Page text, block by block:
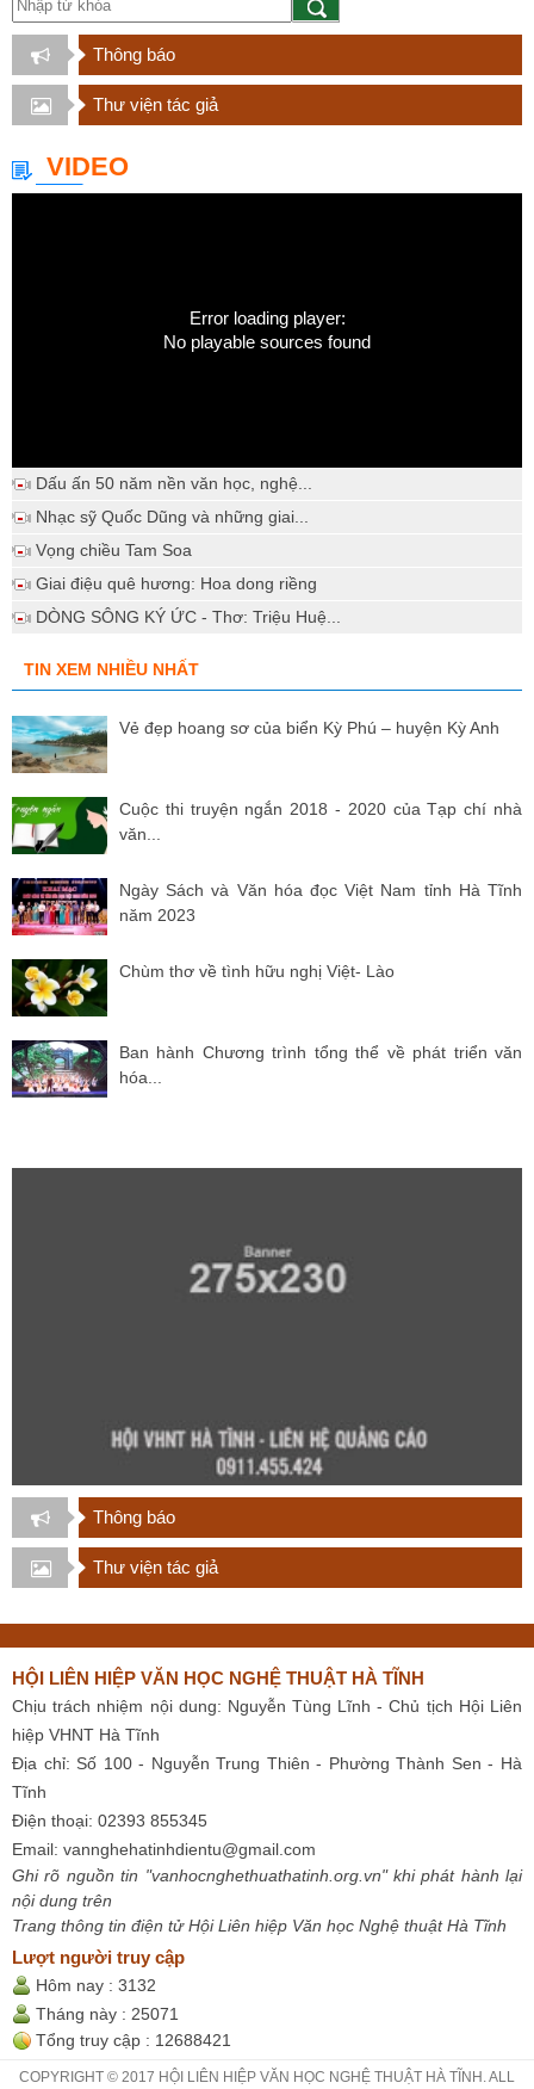
Thông báo
Thư viện tác giả
VIDEO
Error loading player:
No playable sources found
Dấu ấn 50 năm nền văn học, nghệ...
Nhạc sỹ Quốc Dũng và những giai...
Vọng chiều Tam Soa
Giai điệu quê hương: Hoa dong riềng
DÒNG SÔNG KÝ ỨC - Thơ: Triệu Huệ...
TIN XEM NHIỀU NHẤT
Vẻ đẹp hoang sơ của biển Kỳ Phú – huyện Kỳ Anh
Cuộc thi truyện ngắn 2018 - 2020 của Tạp chí nhà
văn...
Ngày Sách và Văn hóa đọc Việt Nam tỉnh Hà Tĩnh
năm 2023
Chùm thơ về tình hữu nghị Việt- Lào
Ban hành Chương trình tổng thể về phát triển văn
hóa...
Thông báo
Thư viện tác giả
HỘI LIÊN HIỆP VĂN HỌC NGHỆ THUẬT HÀ TĨNH
Chịu trách nhiệm nội dung: Nguyễn Tùng Lĩnh - Chủ tịch Hội Liên
hiệp VHNT Hà Tĩnh
Địa chỉ: Số 100 - Nguyễn Trung Thiên - Phường Thành Sen - Hà
Tĩnh
Điện thoại: 02393 855345
Email: vannghehatinhdientu@gmail.com
Ghi rõ nguồn tin "vanhocnghethuathatinh.org.vn" khi phát hành lại
nội dung trên
Trang thông tin điện tử Hội Liên hiệp Văn học Nghệ thuật Hà Tĩnh
Lượt người truy cập
Hôm nay : 3132
Tháng này : 25071
Tổng truy cập : 12688421
COPYRIGHT © 2017 HỘI LIÊN HIỆP VĂN HỌC NGHỆ THUẬT HÀ TĨNH. ALL